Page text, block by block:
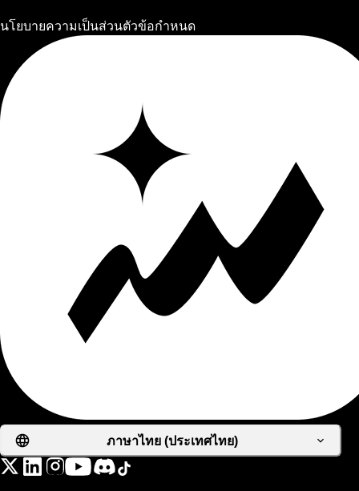
นโยบายความเป็นส่วนตัวข้อกำหนด
ภาษาไทย (ประเทศไทย)